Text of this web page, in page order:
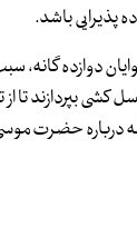
پذیرایی باشد.
دوازده گانه،
بپردازند تا از
درباره حضرت